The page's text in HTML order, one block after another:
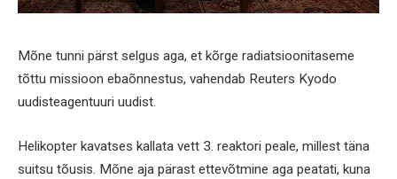
Mõne tunni pärst selgus aga, et kõrge radiatsioonitaseme
tõttu missioon ebaõnnestus, vahendab Reuters Kyodo
uudisteagentuuri uudist.
Helikopter kavatses kallata vett 3. reaktori peale, millest täna
suitsu tõusis. Mõne aja pärast ettevõtmine aga peatati, kuna